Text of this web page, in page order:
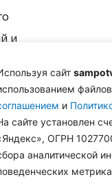
сайт
и
сайте установлен
ОГРН
аналитической
и